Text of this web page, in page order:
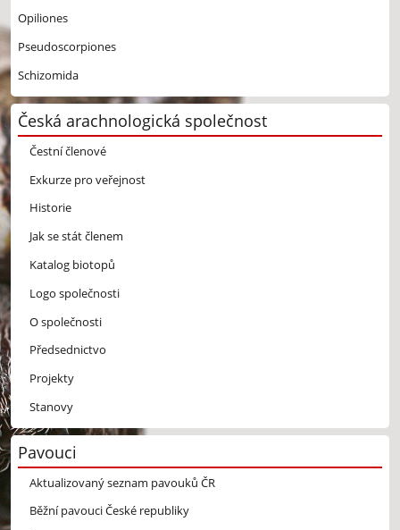
Opiliones
Pseudoscorpiones
Schizomida
Česká arachnologická společnost
Čestní členové
Exkurze pro veřejnost
Historie
Jak se stát členem
Katalog biotopů
Logo společnosti
O společnosti
Předsednictvo
Projekty
Stanovy
Pavouci
Aktualizovaný seznam pavouků ČR
Běžní pavouci České republiky